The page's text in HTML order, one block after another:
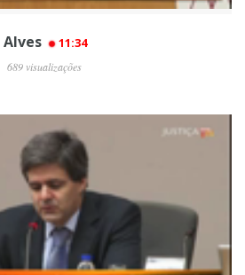
Alves 11:34
689 visualizações